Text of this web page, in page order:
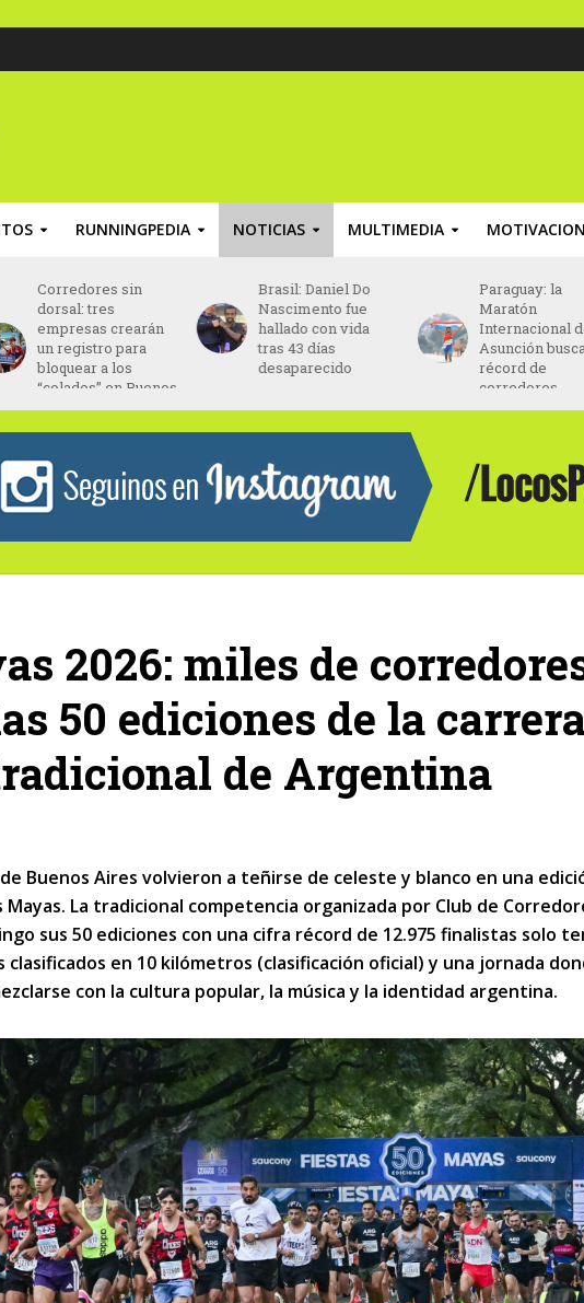
RUNNINGPEDIA NOTICIAS MULTIMEDIA MOTIVACION
Brasil: Daniel Do
Nascimento fue
hallado con vida
tras 43 días
desaparecido
Paraguay: la
Maratón
Internacional de
Asunción busca
récord de
Chile: la Fedachi
Marathon
en el Estadio
Nacional de
2026: miles de
50 ediciones de la
de Argentina
de Buenos Aires volvieron a teñirse de celeste y blanco en una
Mayas. La tradicional competencia organizada por Club de
sus 50 ediciones con una cifra récord de 12.975 finalistas solo
clasificados en 10 kilómetros (clasificación oficial) y una jornada
con la cultura popular, la música y la identidad argentina.